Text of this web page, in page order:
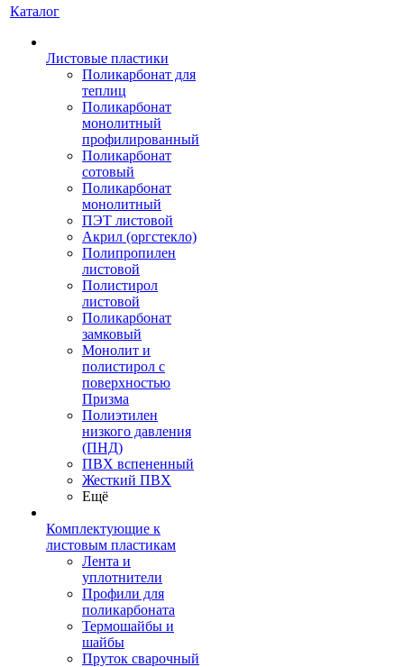
Каталог
Листовые пластики
Поликарбонат для
теплиц
Поликарбонат
монолитный
профилированный
Поликарбонат
сотовый
Поликарбонат
монолитный
ПЭТ листовой
Акрил (оргстекло)
Полипропилен
листовой
Полистирол
листовой
Поликарбонат
замковый
Монолит и
полистирол с
поверхностью
Призма
Полиэтилен
низкого давления
(ПНД)
ПВХ вспененный
Жесткий ПВХ
Ещё
Комплектующие к
листовым пластикам
Лента и
уплотнители
Профили для
поликарбоната
Термошайбы и
шайбы
Пруток сварочный